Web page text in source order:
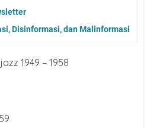
Disinformasi, dan Malinformasi
1949 – 1958